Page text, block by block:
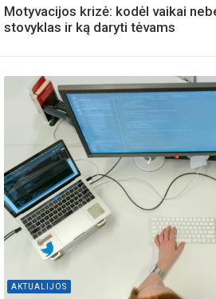
Motyvacijos krizė: kodėl vaikai
stovyklas ir ką daryti tėvams
AKTUALIJOS